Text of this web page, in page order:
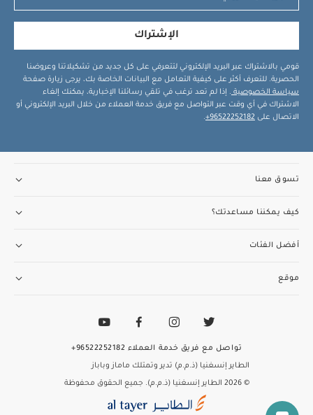
الإشتراك
قومي بالاشتراك عبر البريد الإلكتروني لتتعرفي على كل جديد من تشكيلاتنا وعروضنا
الحصرية. للتعرف أكثر على كيفية التعامل مع البيانات الخاصة بك، يرجى زيارة صفحة
سياسة الخصوصية . إذا لم تعد ترغب في تلقي رسائلنا الإخبارية، يمكنك إلغاء
الاشتراك في أي وقت عبر التواصل مع فريق خدمة العملاء من خلال البريد الإلكتروني أو
الاتصال على 96522252182+
.
تسوق معنا
كيف يمكننا مساعدتك؟
أفضل الفئات
موقع
الطاير إنسغنيا (ذ.م.م) تدير وتمتلك ماماز وباباز
© 2026 الطاير إنسغنيا (ذ.م.م). جميع الحقوق محفوظة
تواصل مع فريق خدمة العملاء 96522252182+